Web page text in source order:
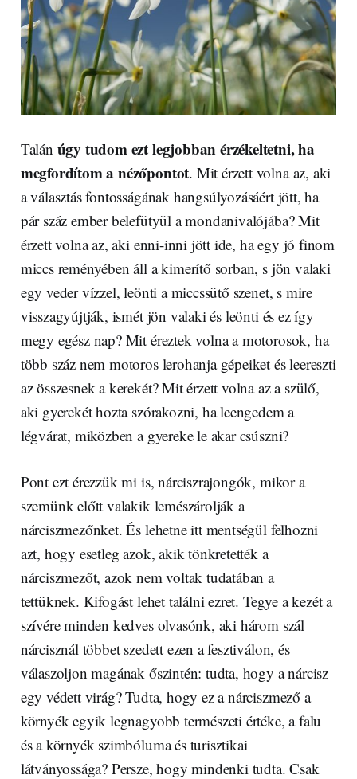
Talán úgy tudom ezt legjobban érzékeltetni, ha
megfordítom a nézőpontot. Mit érzett volna az, aki
a választás fontosságának hangsúlyozásáért jött, ha
pár száz ember belefütyül a mondanivalójába? Mit
érzett volna az, aki enni-inni jött ide, ha egy jó finom
miccs reményében áll a kimerítő sorban, s jön valaki
egy veder vízzel, leönti a miccssütő szenet, s mire
visszagyújtják, ismét jön valaki és leönti és ez így
megy egész nap? Mit éreztek volna a motorosok, ha
több száz nem motoros lerohanja gépeiket és leereszti
az összesnek a kerekét? Mit érzett volna az a szülő,
aki gyerekét hozta szórakozni, ha leengedem a
légvárat, miközben a gyereke le akar csúszni?
Pont ezt érezzük mi is, nárciszrajongók, mikor a
szemünk előtt valakik lemészárolják a
nárciszmezőnket. És lehetne itt mentségül felhozni
azt, hogy esetleg azok, akik tönkretették a
nárciszmezőt, azok nem voltak tudatában a
tettüknek. Kifogást lehet találni ezret. Tegye a kezét a
szívére minden kedves olvasónk, aki három szál
nárcisznál többet szedett ezen a fesztiválon, és
válaszoljon magának őszintén: tudta, hogy a nárcisz
egy védett virág? Tudta, hogy ez a nárciszmező a
környék egyik legnagyobb természeti értéke, a falu
és a környék szimbóluma és turisztikai
látványossága? Persze, hogy mindenki tudta. Csak